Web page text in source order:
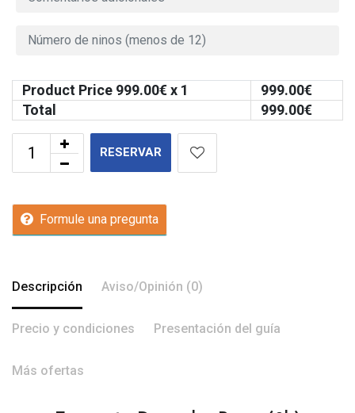
Product Price 999.00€ x 1 999.00€
Total
999.00€
RESERVAR
Formule una pregunta
Descripción Aviso/Opinión (0)
Precio y condiciones Presentación del guía
Más ofertas